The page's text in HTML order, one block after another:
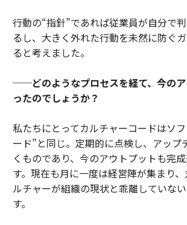
行動の“指針”であれば従業員が自分で
るし、大きく外れた行動を未然に防ぐ
ると考えました。
──どのようなプロセスを経て、今の
ったのでしょうか？
私たちにとってカルチャーコードはソ
ード”と同じ。定期的に点検し、アップ
くものであり、今のアウトプットも完
す。現在も月に一度は経営陣が集まり
ルチャーが組織の現状と乖離していな
す。